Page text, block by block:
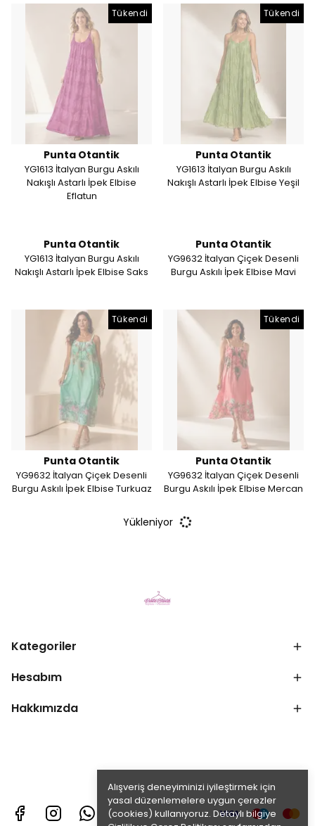
Alışveriş deneyiminizi iyileştirmek için
yasal düzenlemelere uygun çerezler
(cookies) kullanıyoruz. Detaylı bilgiye
Tükendi
Punta Otantik
YG1613 İtalyan Burgu Askılı
Nakışlı Astarlı İpek Elbise
Eflatun
Tükendi
Punta Otantik
YG1613 İtalyan Burgu Askılı
Nakışlı Astarlı İpek Elbise Yeşil
Punta Otantik
YG1613 İtalyan Burgu Askılı
Nakışlı Astarlı İpek Elbise Saks
Punta Otantik
YG9632 İtalyan Çiçek Desenli
Burgu Askılı İpek Elbise Mavi
Tükendi
Punta Otantik
YG9632 İtalyan Çiçek Desenli
Burgu Askılı İpek Elbise Turkuaz
Tükendi
Punta Otantik
YG9632 İtalyan Çiçek Desenli
Burgu Askılı İpek Elbise Mercan
Yükleniyor
Kategoriler
Hesabım
Hakkımızda